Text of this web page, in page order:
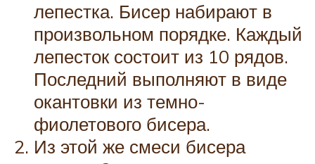
лепестка. Бисер набирают в
произвольном порядке. Каждый
лепесток состоит из 10 рядов.
Последний выполняют в виде
окантовки из темно-
фиолетового бисера.
Из этой же смеси бисера